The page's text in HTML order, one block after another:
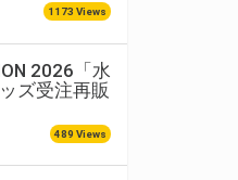
1173 Views
2026「水
ズ受注再販
489 Views